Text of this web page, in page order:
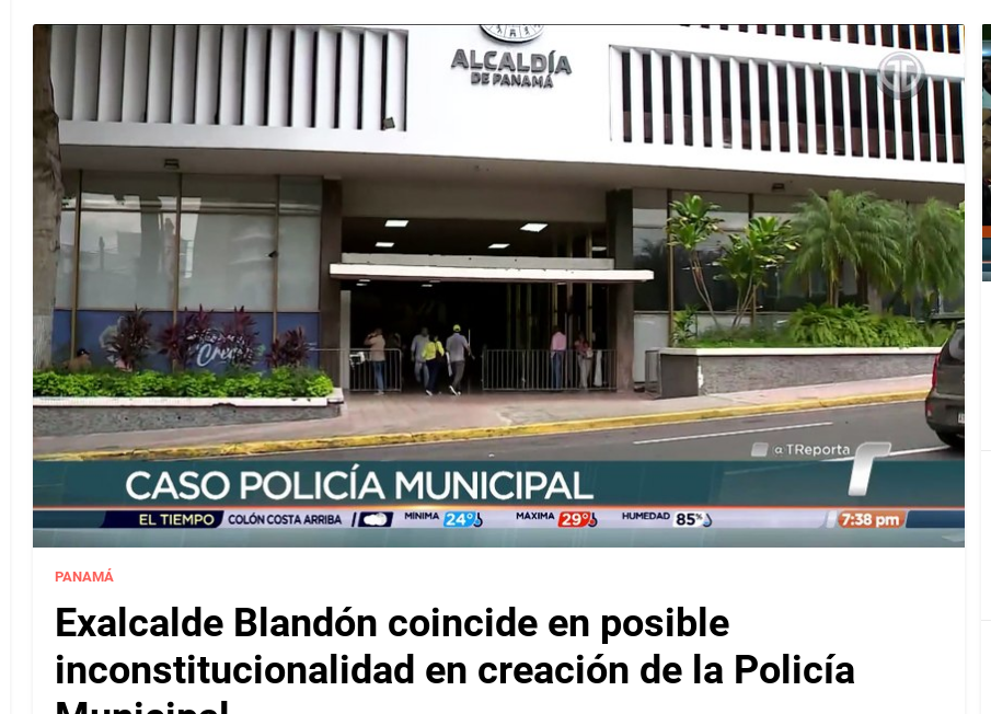
PANAMÁ
Exalcalde Blandón coincide en posible
inconstitucionalidad en creación de la Policía